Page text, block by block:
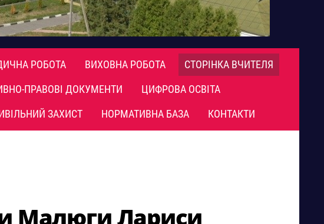
РОБОТА ВИХОВНА РОБОТА
СТОРІНКА ВЧИТЕЛЯ
ПРАВОВІ ДОКУМЕНТИ
ЦИФРОВА ОСВІТА
ЗАХИСТ НОРМАТИВНА БАЗА КОНТАКТИ
Малюги Лариси